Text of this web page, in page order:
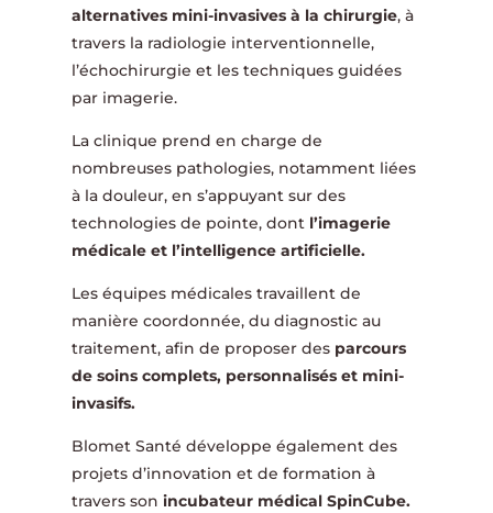
alternatives mini-invasives à la chirurgie, à
travers la radiologie interventionnelle,
l’échochirurgie et les techniques guidées
par imagerie.
La clinique prend en charge de
nombreuses pathologies, notamment liées
à la douleur, en s’appuyant sur des
technologies de pointe, dont l’imagerie
médicale et l’intelligence artificielle.
Les équipes médicales travaillent de
manière coordonnée, du diagnostic au
traitement, afin de proposer des parcours
de soins complets, personnalisés et mini-
invasifs.
Blomet Santé développe également des
projets d’innovation et de formation à
travers son incubateur médical SpinCube.